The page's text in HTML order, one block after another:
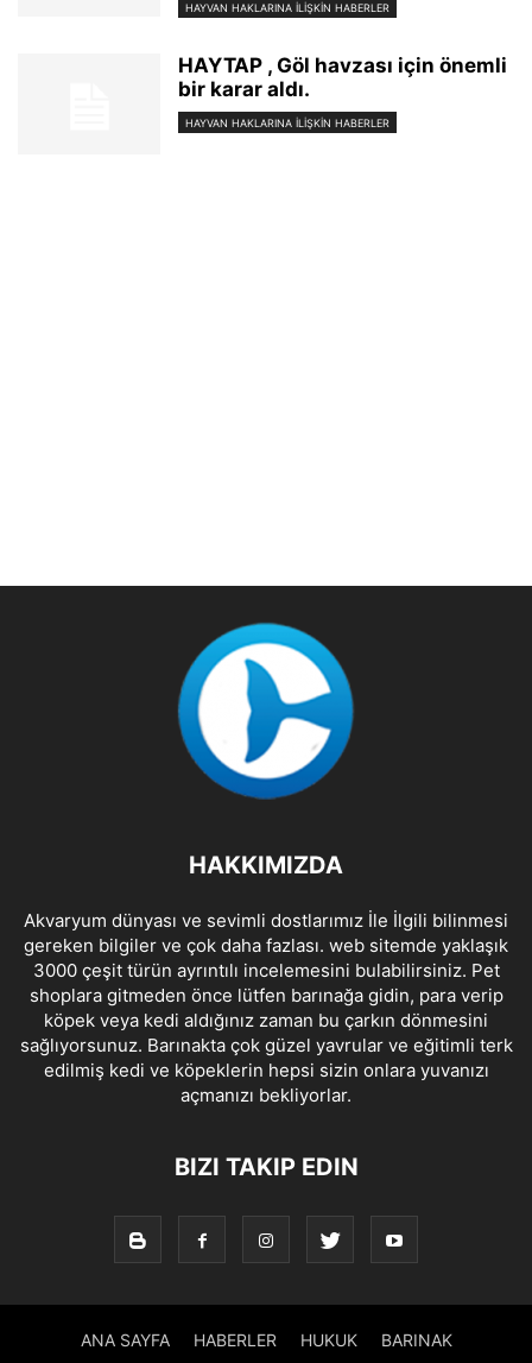
HAYVAN HAKLARINA İLİŞKİN HABERLER
HAYTAP , Göl havzası için önemli
bir karar aldı.
HAYVAN HAKLARINA İLİŞKİN HABERLER
HAKKIMIZDA
Akvaryum dünyası ve sevimli dostlarımız İle İlgili bilinmesi
gereken bilgiler ve çok daha fazlası. web sitemde yaklaşık
3000 çeşit türün ayrıntılı incelemesini bulabilirsiniz. Pet
shoplara gitmeden önce lütfen barınağa gidin, para verip
köpek veya kedi aldığınız zaman bu çarkın dönmesini
sağlıyorsunuz. Barınakta çok güzel yavrular ve eğitimli terk
edilmiş kedi ve köpeklerin hepsi sizin onlara yuvanızı
açmanızı bekliyorlar.
BIZI TAKIP EDIN
ANA SAYFA HABERLER HUKUK BARINAK